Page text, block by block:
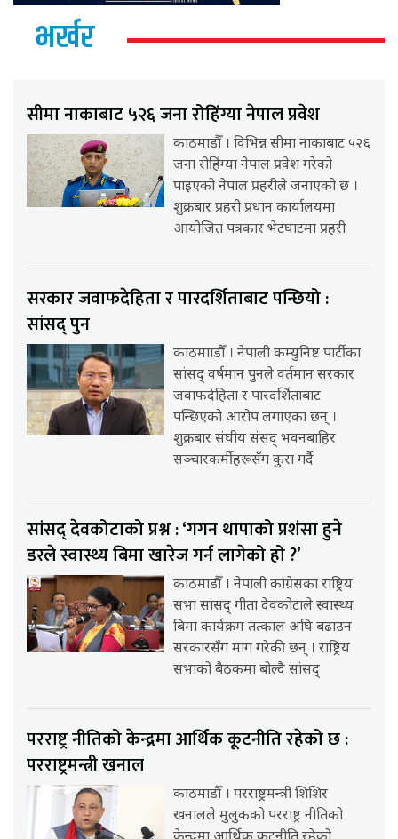
भर्खर
सीमा नाकाबाट ५२६ जना रोहिंग्या नेपाल प्रवेश
काठमाडौँ । विभिन्न सीमा नाकाबाट ५२६
जना रोहिंग्या नेपाल प्रवेश गरेको
पाइएको नेपाल प्रहरीले जनाएको छ ।
शुक्रबार प्रहरी प्रधान कार्यालयमा
आयोजित पत्रकार भेटघाटमा प्रहरी
सरकार जवाफदेहिता र पारदर्शिताबाट पन्छियो :
सांसद् पुन
काठमााडौँ । नेपाली कम्युनिष्ट पार्टीका
सांसद् वर्षमान पुनले वर्तमान सरकार
जवाफदेहिता र पारदर्शिताबाट
पन्छिएको आरोप लगाएका छन् ।
शुक्रबार संघीय संसद् भवनबाहिर
सञ्चारकर्मीहरूसँग कुरा गर्दै
सांसद् देवकोटाको प्रश्न : ‘गगन थापाको प्रशंसा हुने
डरले स्वास्थ्य बिमा खारेज गर्न लागेको हो ?’
काठमाडौँ । नेपाली कांग्रेसका राष्ट्रिय
सभा सांसद् गीता देवकोटाले स्वास्थ्य
बिमा कार्यक्रम तत्काल अघि बढाउन
सरकारसँग माग गरेकी छन् । राष्ट्रिय
सभाको बैठकमा बोल्दै सांसद्
परराष्ट्र नीतिको केन्द्रमा आर्थिक कूटनीति रहेको छ :
परराष्ट्रमन्त्री खनाल
काठमाडौँ । परराष्ट्रमन्त्री शिशिर
खनालले मुलुकको परराष्ट्र नीतिको